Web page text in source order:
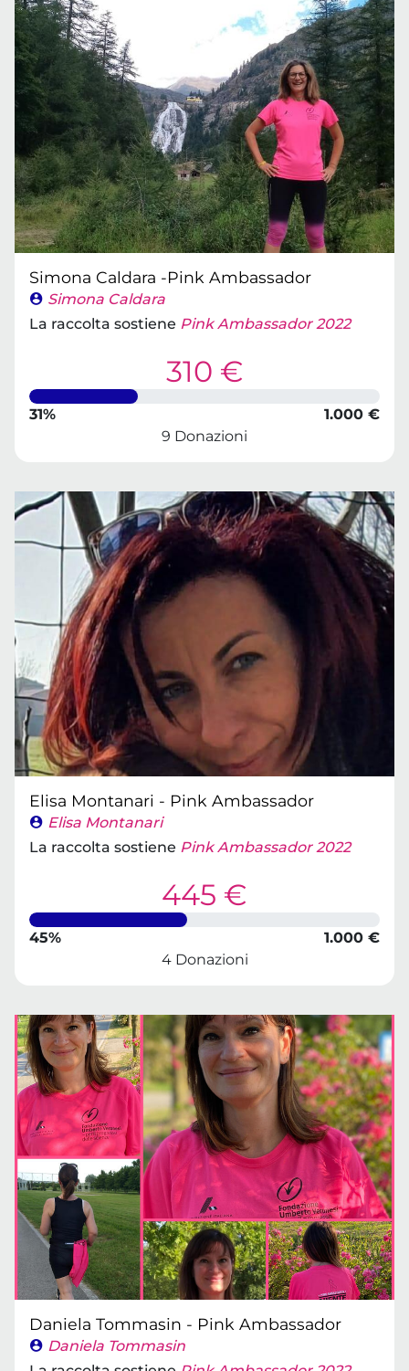
Simona Caldara -Pink Ambassador
Simona Caldara
La raccolta sostiene Pink Ambassador 2022
310 €
31%
1.000 €
9 Donazioni
Elisa Montanari - Pink Ambassador
Elisa Montanari
La raccolta sostiene Pink Ambassador 2022
445 €
45%
1.000 €
4 Donazioni
Daniela Tommasin - Pink Ambassador
Daniela Tommasin